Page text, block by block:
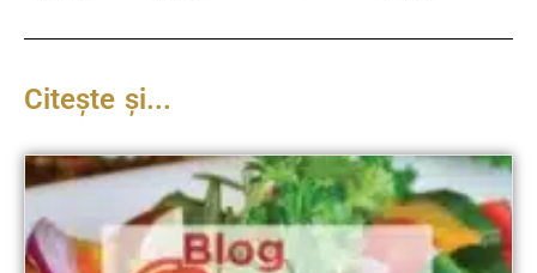
Citește și...